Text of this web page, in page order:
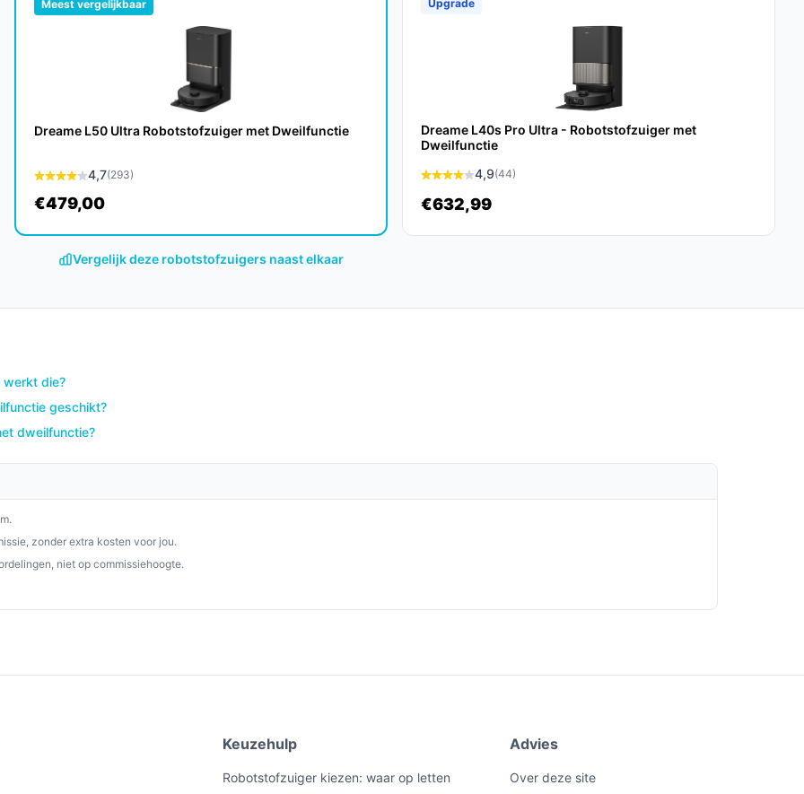
RCV 5 meerdere jaren meegaan,
efficiënte manier om je huis schoon te
Voor iedereen die op zoek is
5 een uitstekende keuze.
Kies bewust wat
Meest vergelijkbaar
Dreame L50 Ultra Robotstofzuiger met Dweilfunctie
4,7(293)
€479,00
Upgrade
Dreame L40s Pro Ultra - Robotstofzuiger met
Dweilfunctie
4,9(44)
€632,99
Vergelijk deze robotstofzuigers naast elkaar
werkt die?
geschikt?
dweilfunctie?
zonder extra kosten voor jou.
niet op commissiehoogte.
Keuzehulp
Robotstofzuiger kiezen: waar op letten
Advies
Over deze site